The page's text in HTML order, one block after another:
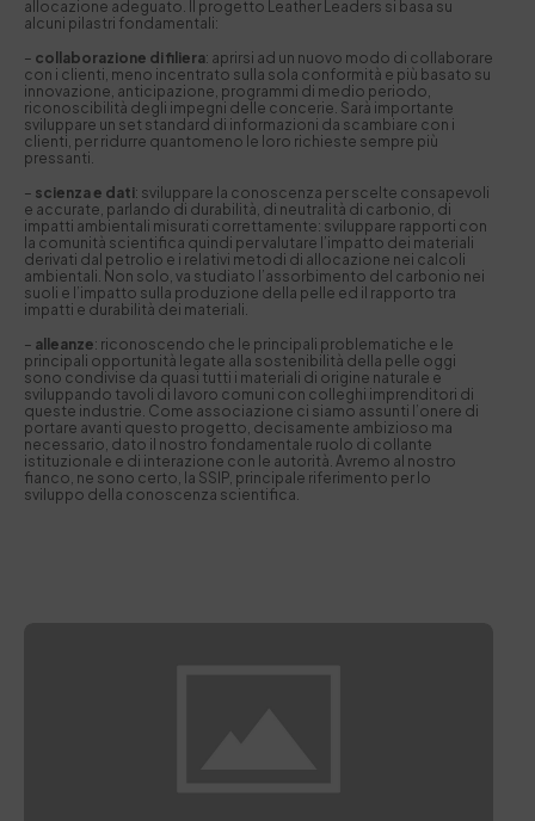
allocazione adeguato. Il progetto Leather Leaders si basa su
alcuni pilastri fondamentali:
– collaborazione di filiera: aprirsi ad un nuovo modo di collaborare
con i clienti, meno incentrato sulla sola conformità e più basato su
innovazione, anticipazione, programmi di medio periodo,
riconoscibilità degli impegni delle concerie. Sarà importante
sviluppare un set standard di informazioni da scambiare con i
clienti, per ridurre quantomeno le loro richieste sempre più
pressanti.
– scienza e dati: sviluppare la conoscenza per scelte consapevoli
e accurate, parlando di durabilità, di neutralità di carbonio, di
impatti ambientali misurati correttamente: sviluppare rapporti con
la comunità scientifica quindi per valutare l’impatto dei materiali
derivati dal petrolio e i relativi metodi di allocazione nei calcoli
ambientali. Non solo, va studiato l’assorbimento del carbonio nei
suoli e l’impatto sulla produzione della pelle ed il rapporto tra
impatti e durabilità dei materiali.
– alleanze: riconoscendo che le principali problematiche e le
principali opportunità legate alla sostenibilità della pelle oggi
sono condivise da quasi tutti i materiali di origine naturale e
sviluppando tavoli di lavoro comuni con colleghi imprenditori di
queste industrie. Come associazione ci siamo assunti l’onere di
portare avanti questo progetto, decisamente ambizioso ma
necessario, dato il nostro fondamentale ruolo di collante
istituzionale e di interazione con le autorità. Avremo al nostro
fianco, ne sono certo, la SSIP, principale riferimento per lo
sviluppo della conoscenza scientifica.